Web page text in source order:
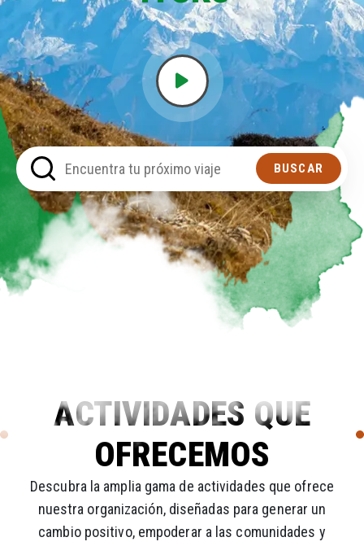
BUSCAR
ACTIVIDADES QUE
OFRECEMOS
Descubra la amplia gama de actividades que ofrece
nuestra organización, diseñadas para generar un
cambio positivo, empoderar a las comunidades y